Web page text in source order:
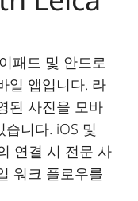
패드 및 안드로
일 앱입니다. 라
된 사진을 모바
니다. iOS 및
연결 시 전문 사
워크 플로우를